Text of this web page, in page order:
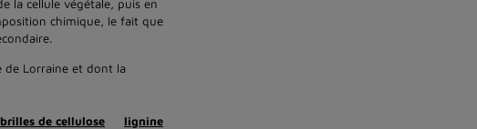
la cellule végétale, puis en
chimique, le fait que
Lorraine et dont la
de cellulose
lignine